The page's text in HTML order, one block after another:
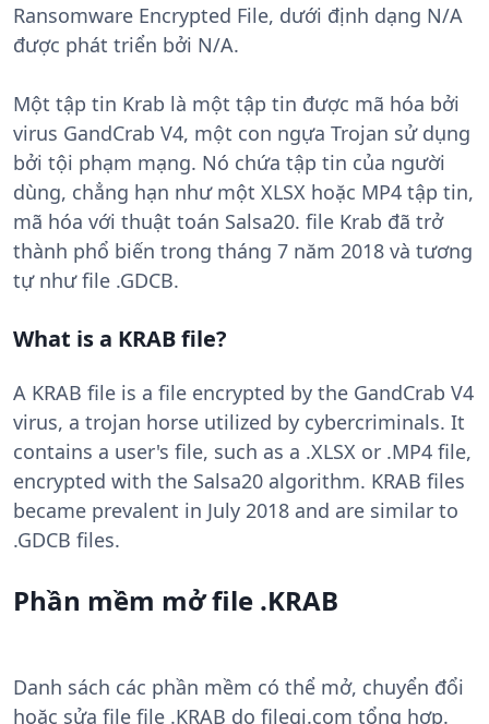
Ransomware Encrypted File, dưới định dạng N/A
được phát triển bởi N/A.
Một tập tin Krab là một tập tin được mã hóa bởi
virus GandCrab V4, một con ngựa Trojan sử dụng
bởi tội phạm mạng. Nó chứa tập tin của người
dùng, chẳng hạn như một XLSX hoặc MP4 tập tin,
mã hóa với thuật toán Salsa20. file Krab đã trở
thành phổ biến trong tháng 7 năm 2018 và tương
tự như file .GDCB.
What is a KRAB file?
A KRAB file is a file encrypted by the GandCrab V4
virus, a trojan horse utilized by cybercriminals. It
contains a user's file, such as a .XLSX or .MP4 file,
encrypted with the Salsa20 algorithm. KRAB files
became prevalent in July 2018 and are similar to
.GDCB files.
Phần mềm mở file .KRAB
Danh sách các phần mềm có thể mở, chuyển đổi
hoặc sửa file file .KRAB do filegi.com tổng hợp.